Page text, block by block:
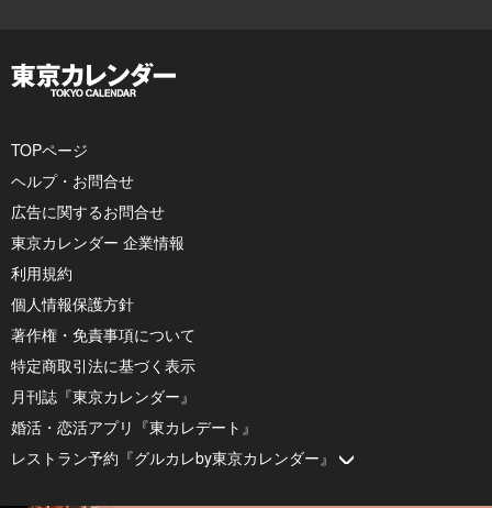
TOPページ
ヘルプ・お問合せ
広告に関するお問合せ
東京カレンダー 企業情報
利用規約
個人情報保護方針
著作権・免責事項について
特定商取引法に基づく表示
月刊誌『東京カレンダー』
婚活・恋活アプリ『東カレデート』
レストラン予約『グルカレby東京カレンダー』